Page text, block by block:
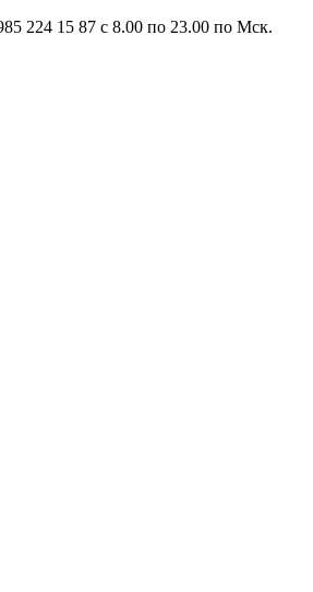
224 15 87 c 8.00 по 23.00 по Мcк.